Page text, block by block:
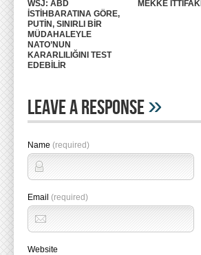
WSJ: ABD
İSTİHBARATINA GÖRE,
PUTİN, SINIRLI BİR
MÜDAHALEYLE
NATO’NUN
KARARLILIĞINI TEST
EDEBİLİR
MEKKE İTTİFAKI
Leave A Response»
Name (required)
Email (required)
Website